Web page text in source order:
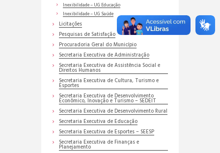
Inexibilidade – UG Educação
Inexibilidade – UG Saúde
Licitações
Pesquisas de Satisfação
Procuradoria Geral do Município
Secretaria Executiva de Administração
Secretaria Executiva de Assistência Social e
Direitos Humanos
Secretaria Executiva de Cultura, Turismo e
Esportes
Secretaria Executiva de Desenvolvimento
Econômico, Inovação e Turismo – SEDEIT
Secretaria Executiva de Desenvolvimento Rural
Secretaria Executiva de Educação
Secretaria Executiva de Esportes – SEESP
Secretaria Executiva de Finanças e
Planejamento